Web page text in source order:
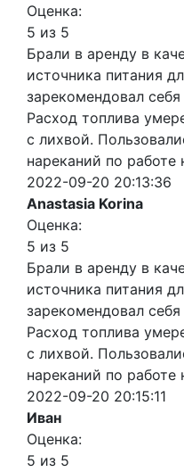
Оценка:
5 из 5
Брали в аренду в
источника питания
зарекомендовал
Расход топлива
с лихвой.
нареканий по работе
2022-09-20 20:13:36
Anastasia Korina
Оценка:
5 из 5
Брали в аренду в
источника питания
зарекомендовал
Расход топлива
с лихвой.
нареканий по работе
2022-09-20 20:15:11
Иван
Оценка:
5 из 5